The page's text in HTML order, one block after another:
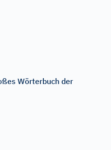
Wörterbuch der